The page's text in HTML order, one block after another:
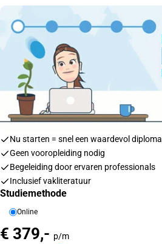
Nu starten = snel een waardevol diploma
Geen vooropleiding nodig
Begeleiding door ervaren professionals
Inclusief vakliteratuur
Studiemethode
Online
€ 379,- p/m